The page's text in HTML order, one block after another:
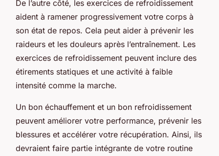
De l’autre côté, les exercices de refroidissement
aident à ramener progressivement votre corps à
son état de repos. Cela peut aider à prévenir les
raideurs et les douleurs après l’entraînement. Les
exercices de refroidissement peuvent inclure des
étirements statiques et une activité à faible
intensité comme la marche.
Un bon échauffement et un bon refroidissement
peuvent améliorer votre performance, prévenir les
blessures et accélérer votre récupération. Ainsi, ils
devraient faire partie intégrante de votre routine